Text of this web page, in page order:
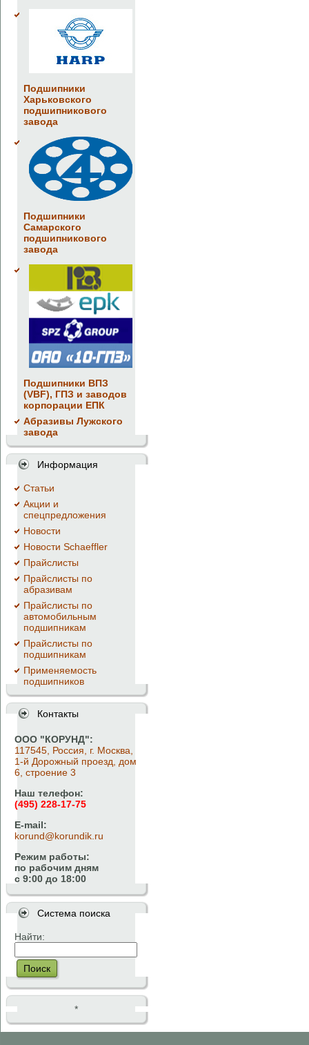
Подшипники
Харьковского
подшипникового
завода
Подшипники
Самарского
подшипникового
завода
Подшипники ВПЗ
(VBF), ГПЗ и заводов
корпорации ЕПК
Абразивы Лужского
завода
Информация
Cтатьи
Акции и
спецпредложения
Новости
Новости Schaeffler
Прайслисты
Прайслисты по
абразивам
Прайслисты по
автомобильным
подшипникам
Прайслисты по
подшипникам
Применяемость
подшипников
Контакты
ООО "КОРУНД":
117545, Россия, г. Москва,
1-й Дорожный проезд, дом
6, строение 3
Наш телефон:
(495) 228-17-75
E-mail:
korund@korundik.ru
Режим работы:
по рабочим дням
с 9:00 до 18:00
Система поиска
Найти:
Поиск
*